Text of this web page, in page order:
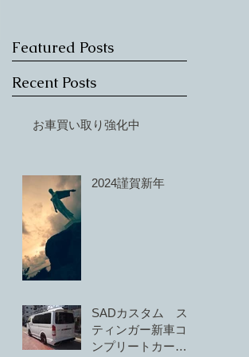
Featured Posts
Recent Posts
お車買い取り強化中
2024謹賀新年
SADカスタム ス
ティンガー新車コ
ンプリートカー展